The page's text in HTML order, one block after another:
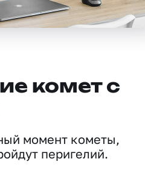
комет с
момент кометы,
перигелий.